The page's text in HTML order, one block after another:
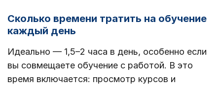
Сколько времени тратить на обучение
каждый день
Идеально — 1,5–2 часа в день, особенно если
вы совмещаете обучение с работой. В это
время включается: просмотр курсов и